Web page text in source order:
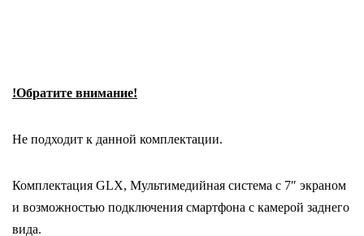
!Обратите внимание!
Не подходит к данной комплектации.
Комплектация GLX, Мультимедийная система с 7″ экраном
и возможностью подключения смартфона с камерой заднего
вида.